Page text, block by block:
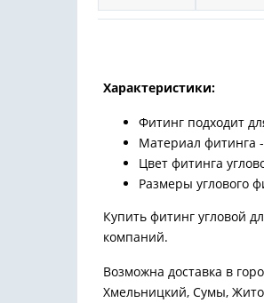
Характеристики:
Фитинг подходит
Материал фитинга
Цвет фитинга
Размеры углового
Купить фитинг угловой
компаний.
Возможна доставка в
Хмельницкий, Сумы,